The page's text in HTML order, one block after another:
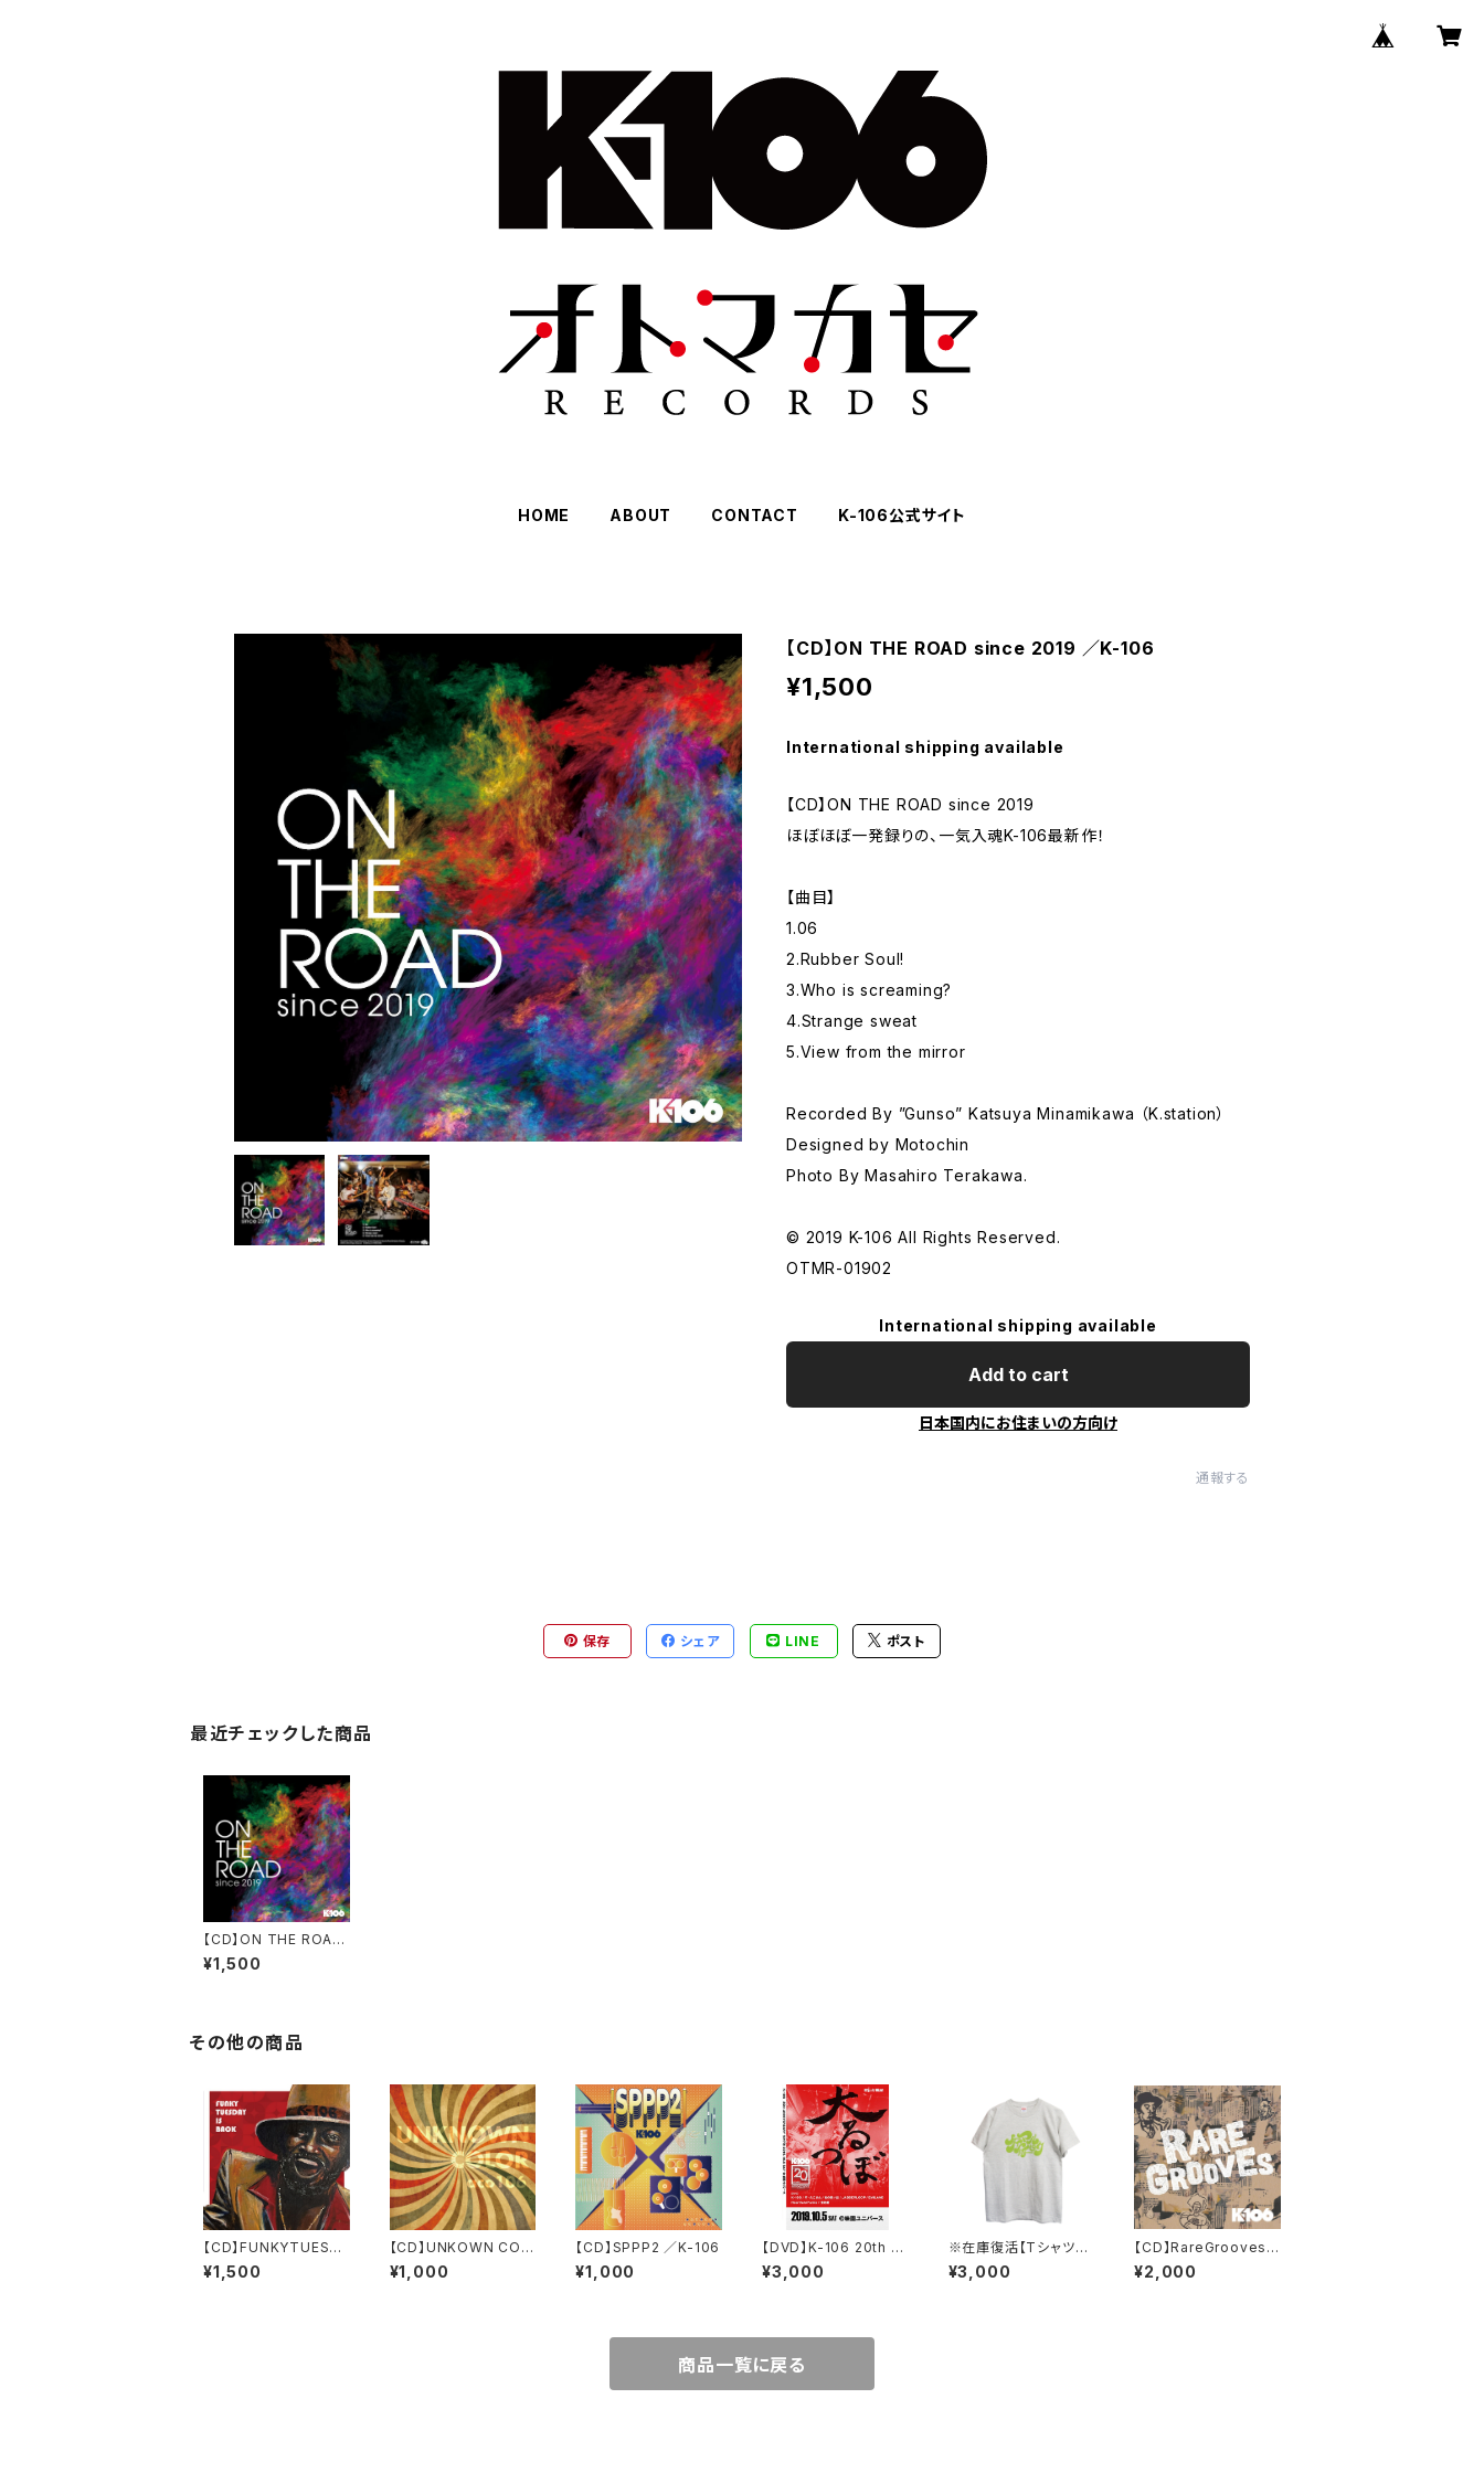
HOME ABOUT CONTACT K-106公式サイト
【CD】ON THE ROAD since 2019 ／K-106
¥1,500
International shipping available
【CD】ON THE ROAD since 2019
ほぼほぼ一発録りの、一気入魂K-106最新作！
【曲目】
1.06
2.Rubber Soul!
3.Who is screaming?
4.Strange sweat
5.View from the mirror
Recorded By ”Gunso” Katsuya Minamikawa （K.station）
Designed by Motochin
Photo By Masahiro Terakawa.
© 2019 K-106 All Rights Reserved.
OTMR-01902
International shipping available
Add to cart
日本国内にお住まいの方向け
通報する
保存 シェア LINE ポスト
最近チェックした商品
【CD】ON THE ROAD
since 2019 ／K-106
¥1,500
その他の商品
【CD】FUNKYTUESDA
Y IS BACK ／K-106
¥1,500
【CD】UNKOWN COL
OR ／aco106
¥1,000
【CD】SPPP2 ／K-106
¥1,000
【DVD】K-106 20th A
NNIVERSARY 大るつ
ぼ LIVE DVD
¥3,000
※在庫復活【Tシャツ】K
-106公式Tシャツ（オー
トミール）
¥3,000
【CD】RareGrooves
／K-106
¥2,000
商品一覧に戻る